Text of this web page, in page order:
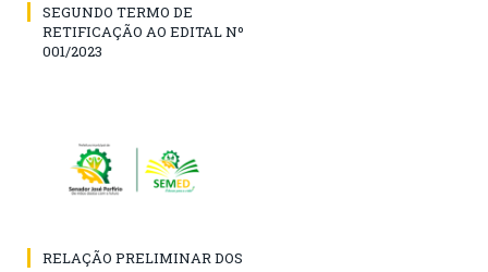
SEGUNDO TERMO DE
RETIFICAÇÃO AO EDITAL Nº
001/2023
RELAÇÃO PRELIMINAR DOS